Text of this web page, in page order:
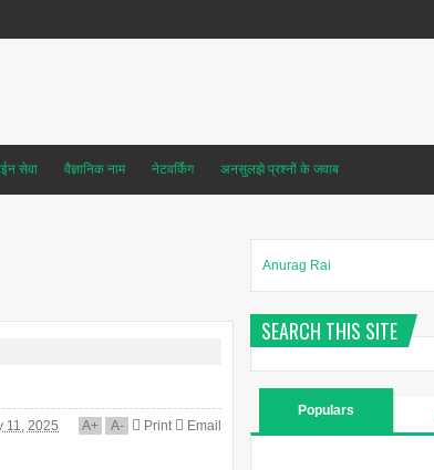
सेवा वैज्ञानिक नाम नेटवर्किंग अनसुलझे प्रश्नों के जवाब
11, 2025 A+ A- Print Email
Anurag Rai
SEARCH THIS SITE
Populars